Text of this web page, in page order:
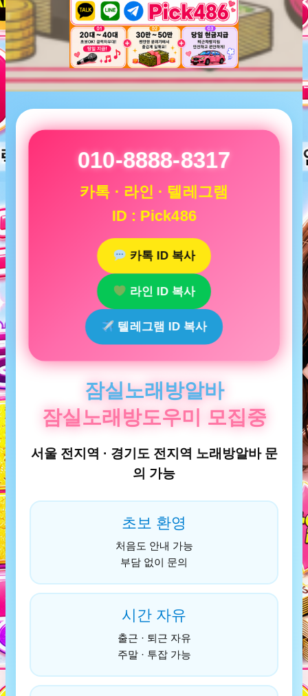
010-8888-8317
카톡 · 라인 · 텔레그램
ID : Pick486
카톡 ID 복사
라인 ID 복사
텔레그램 ID 복사
잠실노래방알바
잠실노래방도우미 모집중
서울 전지역 · 경기도 전지역 노래방알바 문
의 가능
초보 환영
처음도 안내 가능
부담 없이 문의
시간 자유
출근 · 퇴근 자유
주말 · 투잡 가능